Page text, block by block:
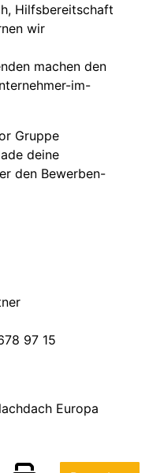
Hilfsbereitschaft
wir
machen den
im-
Gruppe
deine
den Bewerben-
97 15
Europa